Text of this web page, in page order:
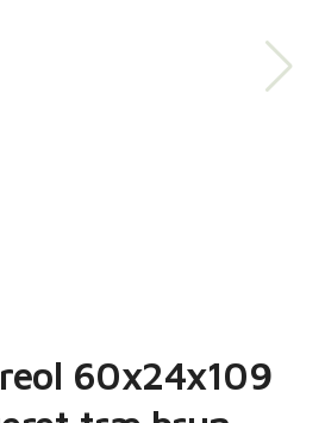
60x24x109